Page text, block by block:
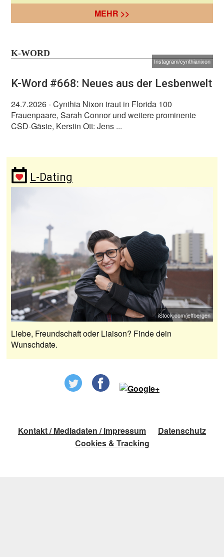
MEHR >>
K-WORD
Instagram/cynthianixon
K-Word #668: Neues aus der Lesbenwelt
24.7.2026- Cynthia Nixon traut in Florida 100
Frauenpaare, Sarah Connor und weitere prominente
CSD-Gäste, Kerstin Ott: Jens ...
L-Dating
iStock.com/jeffbergen
Liebe, Freundschaft oder Liaison? Finde dein
Wunschdate.
Kontakt / Mediadaten / Impressum
Datenschutz
Cookies & Tracking